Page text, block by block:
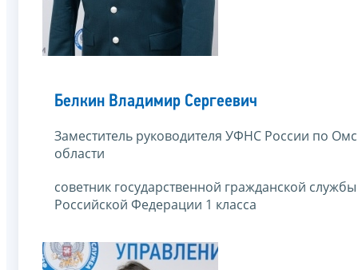
Белкин Владимир Сергеевич
Заместитель руководителя УФНС России по
области
советник государственной гражданской службы
Российской Федерации 1 класса